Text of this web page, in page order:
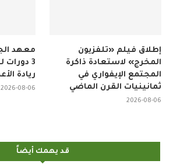
معهد
3
ريادة
2026-08-06
إطلاق فيلم «تلفزيون
المخرج» لاستعادة ذاكرة
المجتمع الإيفواري في
ثمانينيات القرن الماضي
2026-08-06
قد يهمك أيضاً